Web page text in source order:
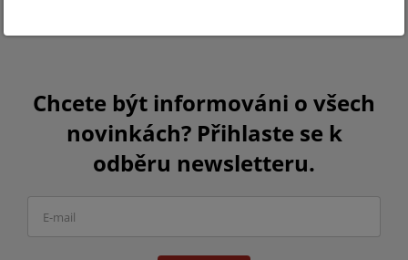
Chcete být informováni o všech
novinkách? Přihlaste se k
odběru newsletteru.